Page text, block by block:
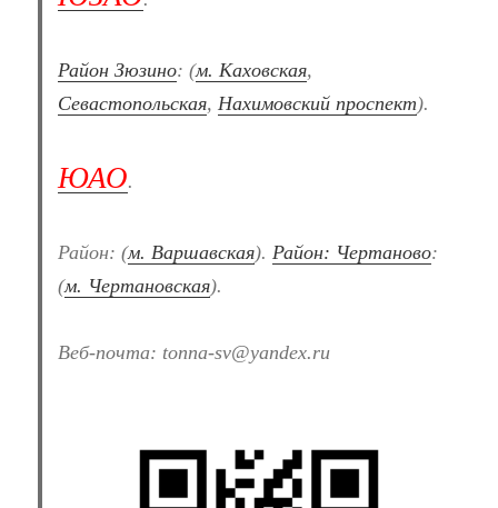
Район Зюзино: (м. Каховская,
Севастопольская, Нахимовский проспект).
ЮАО.
Район: (м. Варшавская). Район: Чертаново:
(м. Чертановская).
Веб-почта: tonna-sv@yandex.ru